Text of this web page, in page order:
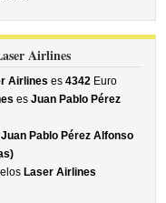
Airlines
Airlines es4342 Euro
esJuan Pablo Pérez
Juan Pablo Pérez Alfonso
Laser Airlines